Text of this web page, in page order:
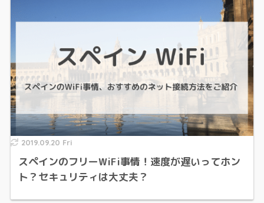
2019.09.20 Fri
スペインのフリーWiFi事情！速度が遅いってホン
ト？セキュリティは大丈夫？